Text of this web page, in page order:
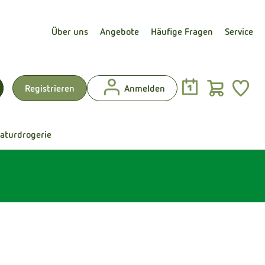
Über uns Angebote Häufige Fragen Service
Registrieren Anmelden